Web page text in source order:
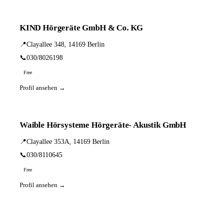
KIND Hörgeräte GmbH & Co. KG
📍Clayallee 348, 14169 Berlin
📞030/8026198
Free
Profil ansehen →
Waible Hörsysteme Hörgeräte- Akustik GmbH
📍Clayallee 353A, 14169 Berlin
📞030/8110645
Free
Profil ansehen →